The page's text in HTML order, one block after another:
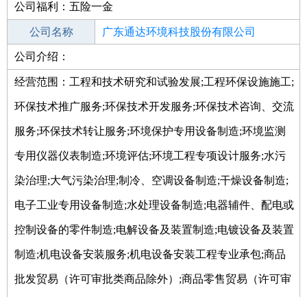
其他行业 不限
公司福利：五险一金
公司名称 广东通达环境科技股份有限公司
公司类型
股)
公司介绍：
经营范围：工程和技术研究和试验发展;工程环保设施施工;
环保技术推广服务;环保技术开发服务;环保技术咨询、交流
服务;环保技术转让服务;环境保护专用设备制造;环境监测
专用仪器仪表制造;环境评估;环境工程专项设计服务;水污
染治理;大气污染治理;制冷、空调设备制造;干燥设备制造;
电子工业专用设备制造;水处理设备制造;电器辅件、配电或
控制设备的零件制造;电解设备及装置制造;电镀设备及装置
制造;机电设备安装服务;机电设备安装工程专业承包;商品
批发贸易（许可审批类商品除外）;商品零售贸易（许可审